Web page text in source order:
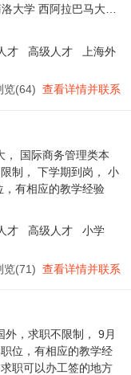
大学 西阿拉巴马大学
国社会科学院大学 郑
才 高级人才
上海外
览(64) 查看详情并联系
， 国际商务管理类本
制， 下学期到岗， 小
有相应的教学经验
才 高级人才
小学
览(71) 查看详情并联系
，求职不限制， 9月
位，有相应的教学经
职可以办工签的地方